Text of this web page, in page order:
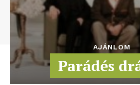
AJÁNLOM
Parádés